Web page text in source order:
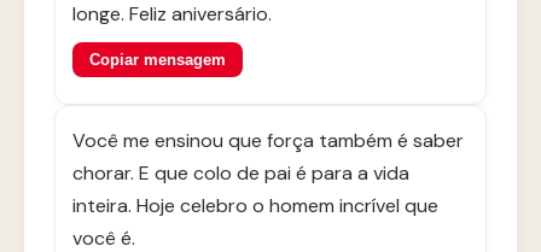
longe. Feliz aniversário.
Copiar mensagem
Você me ensinou que força também é saber
chorar. E que colo de pai é para a vida
inteira. Hoje celebro o homem incrível que
você é.